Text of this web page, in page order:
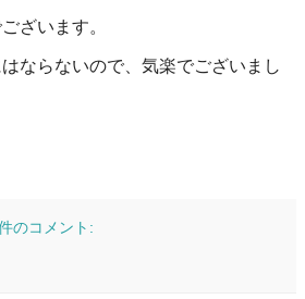
ざいます。
はならないので、気楽でございまし
のコメント: